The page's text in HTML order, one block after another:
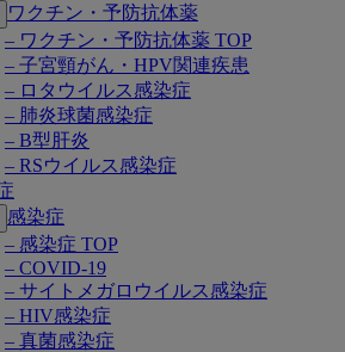
ワクチン・予防抗体薬
– ワクチン・予防抗体薬 TOP
– 子宮頸がん・HPV関連疾患
– ロタウイルス感染症
– 肺炎球菌感染症
– B型肝炎
– RSウイルス感染症
感染症
– 感染症 TOP
– COVID-19
– サイトメガロウイルス感染症
– HIV感染症
– 真菌感染症